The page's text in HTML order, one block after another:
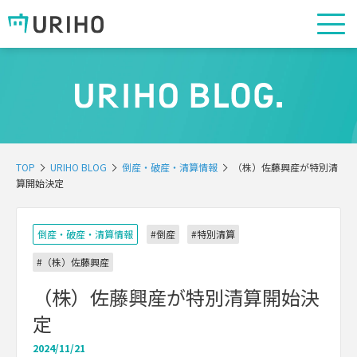
TOP URIHO BLOG 倒産・破産・清算情報
（株）佐藤興産が特別清
算開始決定
倒産・破産・清算情報 #倒産 #特別清算
#（株）佐藤興産
（株）佐藤興産が特別清算開始決
定
2024/11/21